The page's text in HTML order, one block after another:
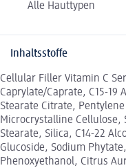
Alle Hauttypen
Inhaltsstoffe
Cellular Filler Vitamin C
Caprylate/Caprate, C15-19
Stearate Citrate,
Microcrystalline Cellulose,
Stearate, Silica, C14-22
Glucoside, Sodium
Phenoxyethanol, Citrus